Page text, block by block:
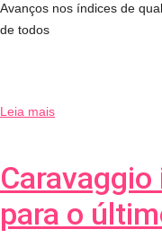
Avanços nos índices de
de todos
Leia mais
para o